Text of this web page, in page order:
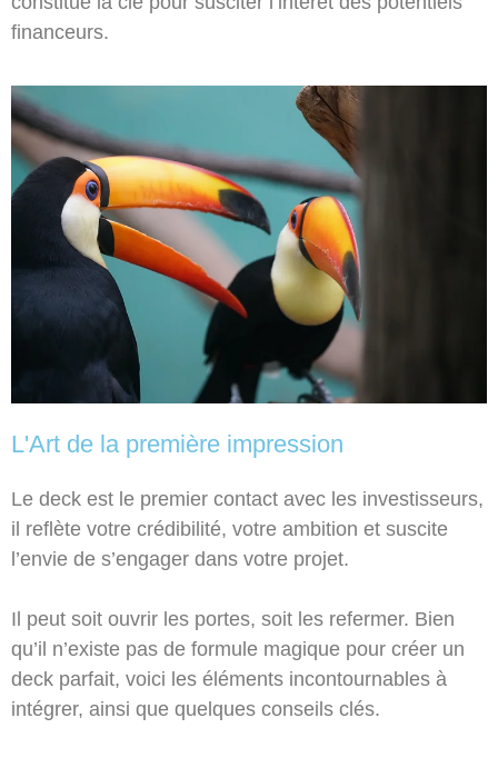
financeurs.
L'Art de la première impression
Le deck est le premier contact avec les investisseurs,
il reflète votre crédibilité, votre ambition et suscite
l’envie de s’engager dans votre projet.
Il peut soit ouvrir les portes, soit les refermer. Bien
qu’il n’existe pas de formule magique pour créer un
deck parfait, voici les éléments incontournables à
intégrer, ainsi que quelques conseils clés.